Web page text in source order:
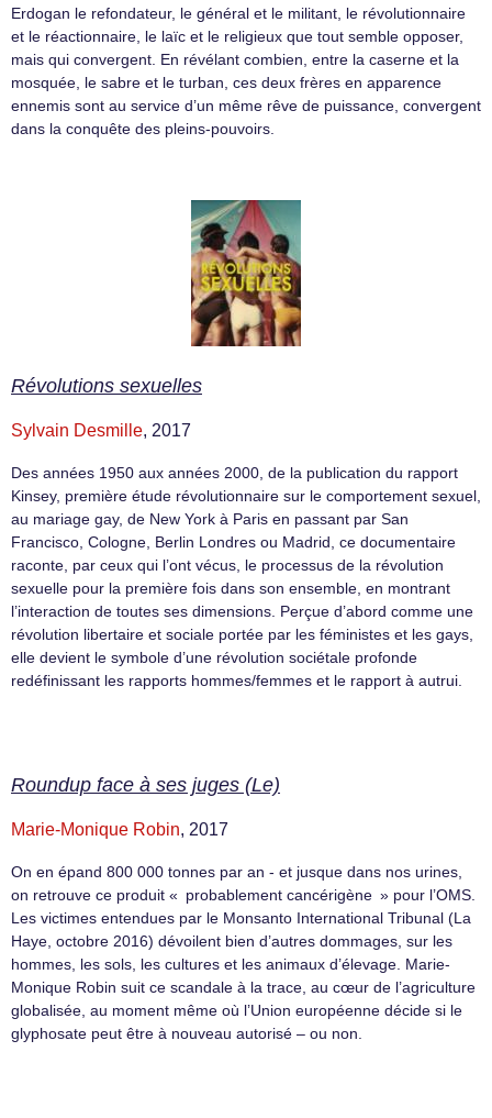
Erdogan le refondateur, le général et le militant, le révolutionnaire
et le réactionnaire, le laïc et le religieux que tout semble opposer,
mais qui convergent. En révélant combien, entre la caserne et la
mosquée, le sabre et le turban, ces deux frères en apparence
ennemis sont au service d’un même rêve de puissance, convergent
dans la conquête des pleins-pouvoirs.
Révolutions sexuelles
Sylvain Desmille, 2017
Des années 1950 aux années 2000, de la publication du rapport
Kinsey, première étude révolutionnaire sur le comportement sexuel,
au mariage gay, de New York à Paris en passant par San
Francisco, Cologne, Berlin Londres ou Madrid, ce documentaire
raconte, par ceux qui l’ont vécus, le processus de la révolution
sexuelle pour la première fois dans son ensemble, en montrant
l’interaction de toutes ses dimensions. Perçue d’abord comme une
révolution libertaire et sociale portée par les féministes et les gays,
elle devient le symbole d’une révolution sociétale profonde
redéfinissant les rapports hommes/femmes et le rapport à autrui.
Roundup face à ses juges (Le)
Marie-Monique Robin, 2017
On en épand 800 000 tonnes par an - et jusque dans nos urines,
on retrouve ce produit « probablement cancérigène » pour l’OMS.
Les victimes entendues par le Monsanto International Tribunal (La
Haye, octobre 2016) dévoilent bien d’autres dommages, sur les
hommes, les sols, les cultures et les animaux d’élevage. Marie-
Monique Robin suit ce scandale à la trace, au cœur de l’agriculture
globalisée, au moment même où l’Union européenne décide si le
glyphosate peut être à nouveau autorisé – ou non.